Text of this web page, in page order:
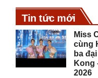
Tin tức mới
Miss
cùng
ba
Kong
2026